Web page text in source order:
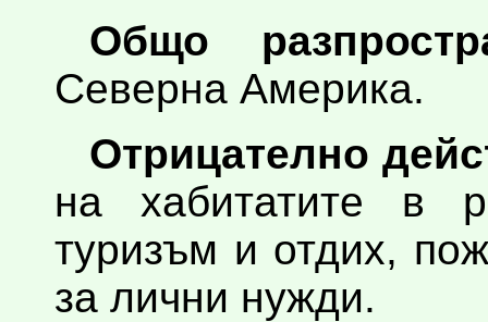
Общо
Северна Америка.
Отрицателно
на хабитатите в
туризъм и отдих,
за лични нужди.